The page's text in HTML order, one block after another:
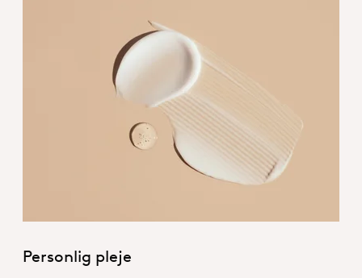
1_Hero_Personal Care
Personlig pleje